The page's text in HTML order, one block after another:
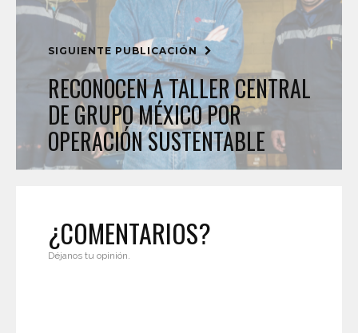
SIGUIENTE PUBLICACIÓN
RECONOCEN A TALLER CENTRAL
DE GRUPO MÉXICO POR
OPERACIÓN SUSTENTABLE
¿COMENTARIOS?
Déjanos tu opinión.